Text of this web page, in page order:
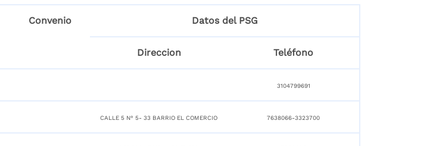
Convenio Datos del PSG
Direccion Teléfono
3104799691
CALLE 5 N° 5- 33 BARRIO EL COMERCIO 7638066-3323700